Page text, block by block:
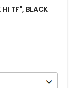
TF", BLACK